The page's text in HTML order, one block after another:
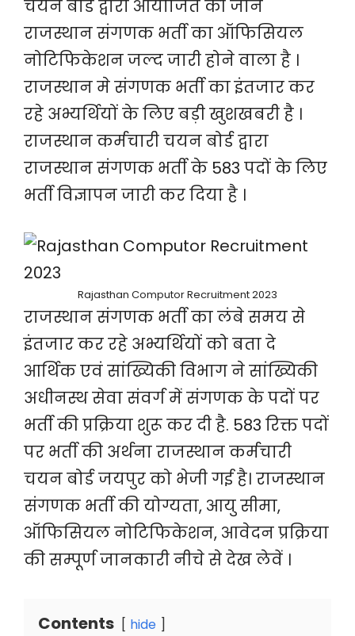
चयन बोर्ड द्वारा आयोजित की जाने
राजस्थान संगणक भर्ती का ऑफिसियल
नोटिफिकेशन जल्द जारी होने वाला है ।
राजस्थान मे संगणक भर्ती का इंतजार कर
रहे अभ्यर्थियों के लिए बड़ी खुशखबरी है ।
राजस्थान कर्मचारी चयन बोर्ड द्वारा
राजस्थान संगणक भर्ती के 583 पदों के लिए
भर्ती विज्ञापन जारी कर दिया है ।
Rajasthan Computor Recruitment 2023
राजस्थान संगणक भर्ती का लंबे समय से
इंतजार कर रहे अभ्यर्थियों को बता दे
आर्थिक एवं सांख्यिकी विभाग ने सांख्यिकी
अधीनस्थ सेवा संवर्ग में संगणक के पदों पर
भर्ती की प्रक्रिया शुरू कर दी है. 583 रिक्त पदों
पर भर्ती की अर्थना राजस्थान कर्मचारी
चयन बोर्ड जयपुर को भेजी गई है। राजस्थान
संगणक भर्ती की योग्यता, आयु सीमा,
ऑफिसियल नोटिफिकेशन, आवेदन प्रक्रिया
की सम्पूर्ण जानकारी नीचे से देख लेवें ।
Contents hide